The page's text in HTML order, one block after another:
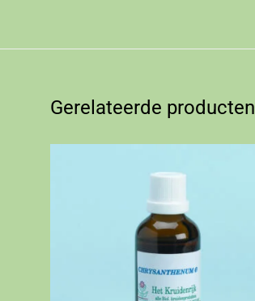
Gerelateerde producten